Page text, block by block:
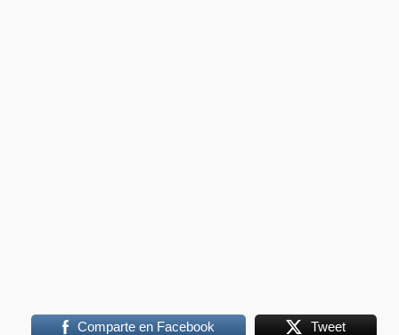
Comparte en Facebook Tweet